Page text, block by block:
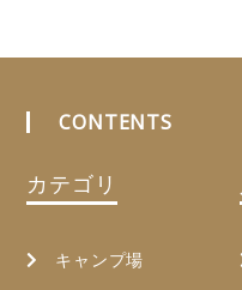
CONTENTS
カテゴリ
キャンプ場